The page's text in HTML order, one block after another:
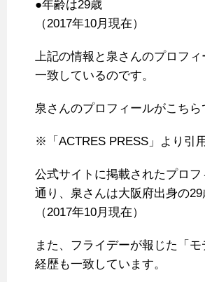
●年齢は29歳
（2017年10月現在）
上記の情報と泉さんのプロフィ
一致しているのです。
泉さんのプロフィールがこちら
※「ACTRES PRESS」より引用
公式サイトに掲載されたプロフ
通り、泉さんは大阪府出身の29
（2017年10月現在）
また、フライデーが報じた「モ
経歴も一致しています。